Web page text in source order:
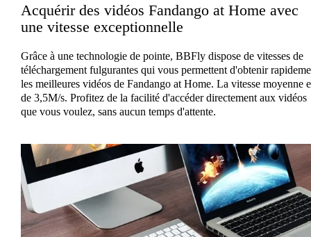
Acquérir des vidéos Fandango at Home avec
une vitesse exceptionnelle
Grâce à une technologie de pointe, BBFly dispose de vitesses de
téléchargement fulgurantes qui vous permettent d'obtenir
les meilleures vidéos de Fandango at Home. La vitesse moyenne
de 3,5M/s. Profitez de la facilité d'accéder directement aux vidéos
que vous voulez, sans aucun temps d'attente.